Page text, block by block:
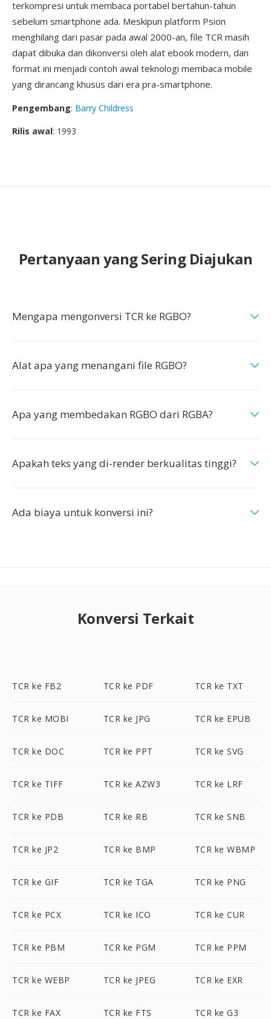
terkompresi untuk membaca portabel bertahun-tahun
sebelum smartphone ada. Meskipun platform Psion
menghilang dari pasar pada awal 2000-an, file TCR masih
dapat dibuka dan dikonversi oleh alat ebook modern, dan
format ini menjadi contoh awal teknologi membaca mobile
yang dirancang khusus dari era pra-smartphone.
Pengembang: Barry Childress
Rilis awal: 1993
Pertanyaan yang Sering Diajukan
Mengapa mengonversi TCR ke RGBO?
Alat apa yang menangani file RGBO?
Apa yang membedakan RGBO dari RGBA?
Apakah teks yang di-render berkualitas tinggi?
Ada biaya untuk konversi ini?
Konversi Terkait
TCR ke FB2 TCR ke PDF TCR ke TXT
TCR ke MOBI TCR ke JPG TCR ke EPUB
TCR ke DOC TCR ke PPT TCR ke SVG
TCR ke TIFF TCR ke AZW3 TCR ke LRF
TCR ke PDB TCR ke RB TCR ke SNB
TCR ke JP2 TCR ke BMP TCR ke WBMP
TCR ke GIF TCR ke TGA TCR ke PNG
TCR ke PCX TCR ke ICO TCR ke CUR
TCR ke PBM TCR ke PGM TCR ke PPM
TCR ke WEBP TCR ke JPEG TCR ke EXR
TCR ke FAX TCR ke FTS TCR ke G3